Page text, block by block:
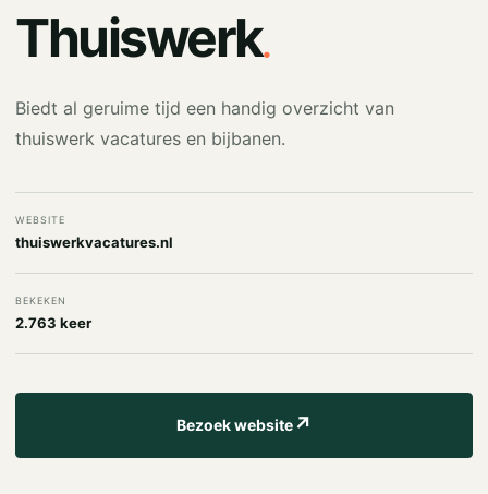
Thuiswerk.
Biedt al geruime tijd een handig overzicht van
thuiswerk vacatures en bijbanen.
WEBSITE
thuiswerkvacatures.nl
BEKEKEN
2.763 keer
Bezoek website↗